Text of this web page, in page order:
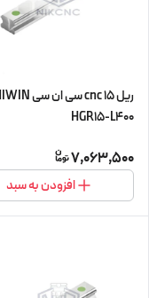
HGR15-L400
7,063,500
افزودن به سبد